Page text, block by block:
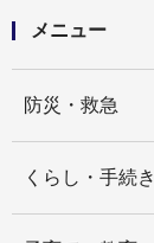
メニュー
防災・救急
くらし・手続き